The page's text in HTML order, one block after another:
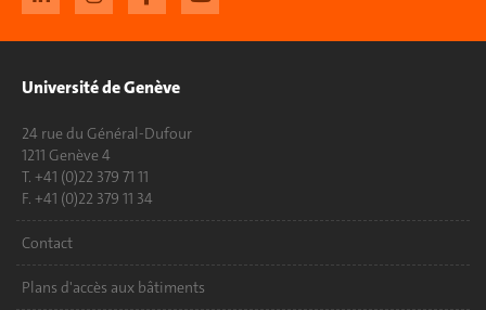
Université de Genève
24 rue du Général-Dufour
1211 Genève 4
T. +41 (0)22 379 71 11
F. +41 (0)22 379 11 34
Contact
Plans d'accès aux bâtiments